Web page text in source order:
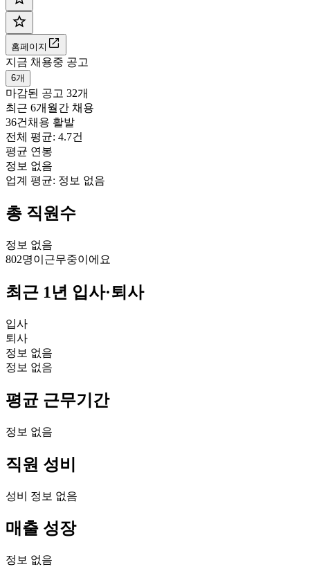
홈페이지
지금 채용중 공고
6개
마감된 공고 32개
최근 6개월간 채용
36건 채용 활발
전체 평균: 4.7건
평균 연봉
정보 없음
업계 평균: 정보 없음
총 직원수
정보 없음
802명이 근무중이에요
최근 1년 입사·퇴사
입사
퇴사
정보 없음
정보 없음
평균 근무기간
정보 없음
직원 성비
성비 정보 없음
매출 성장
정보 없음